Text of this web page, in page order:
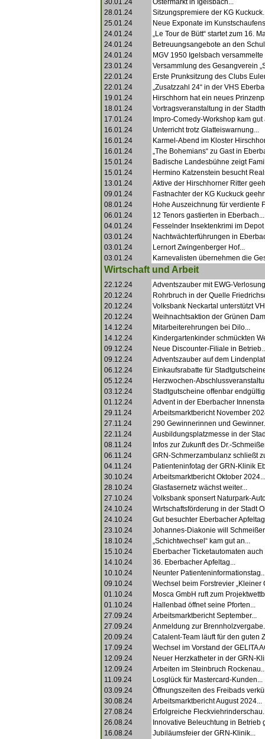
30.01.24
Ostermarkt in Igelsbach...
28.01.24
Sitzungspremiere der KG
25.01.24
Neue Exponate im
24.01.24
„Le Tour de Bütt“ startet zum 16.
24.01.24
Betreuungsangebote an den
24.01.24
MGV 1950 Igelsbach versammelte
23.01.24
Versammlung des Gesangverein
22.01.24
Erste Prunksitzung des Clubs
22.01.24
„Zusatzzahl 24“ in der VHS
19.01.24
Hirschhorn hat ein neues
18.01.24
Vortragsveranstaltung in der
17.01.24
Impro-Comedy-Workshop kam gut
16.01.24
Unterricht trotz Glatteiswarnung...
16.01.24
Karmel-Abend im Kloster
16.01.24
„The Bohemians“ zu Gast in
15.01.24
Badische Landesbühne zeigt
15.01.24
Hermino Katzenstein besucht
13.01.24
Aktive der Hirschhorner Ritter
09.01.24
Fastnachter der KG Kuckuck
08.01.24
Hohe Auszeichnung für verdiente
06.01.24
12 Tenors gastierten in Eberbach...
04.01.24
Fesselnder Insektenkrimi im Depot
03.01.24
Nachtwächterführungen in
03.01.24
Lernort Zwingenberger Hof...
03.01.24
Karnevalisten übernehmen die
Wirtschaft und Arbeit
22.12.24
Adventszauber mit EWG-
20.12.24
Rohrbruch in der Quelle
20.12.24
Volksbank Neckartal unterstützt
20.12.24
Weihnachtsaktion der Grünen
14.12.24
Mitarbeiterehrungen bei Dilo...
14.12.24
Kindergartenkinder schmückten
09.12.24
Neue Discounter-Filiale in
09.12.24
Adventszauber auf dem
06.12.24
Einkaufsrabatte für
05.12.24
Herzwochen-
03.12.24
Stadtgutscheine offenbar
01.12.24
Advent in der Eberbacher
29.11.24
Arbeitsmarktbericht November
27.11.24
290 Gewinnerinnen und
22.11.24
Ausbildungsplatzmesse in der
08.11.24
Infos zur Zukunft des Dr.-
06.11.24
GRN-Schmerzambulanz schließt
04.11.24
Patienteninfotag der GRN-Klinik
30.10.24
Arbeitsmarktbericht Oktober 2024...
28.10.24
Glasfasernetz wächst weiter...
27.10.24
Volksbank sponsert Naturpark-
24.10.24
Wirtschaftsförderung in der Stadt
24.10.24
Gut besuchter Eberbacher
23.10.24
Johannes-Diakonie will
18.10.24
„Schichtwechsel“ kam gut an...
15.10.24
Eberbacher Ticketautomaten
14.10.24
36. Eberbacher Apfeltag...
10.10.24
Neunter
09.10.24
Wechsel beim Forstrevier „Kleiner
01.10.24
Mosca GmbH ruft zum
01.10.24
Hallenbad öffnet seine Pforten...
27.09.24
Arbeitsmarktbericht September...
27.09.24
Anmeldung zur
20.09.24
Catalent-Team läuft für den guten
17.09.24
Wechsel im Vorstand der GELITA
12.09.24
Neuer Herzkatheter in der GRN-
12.09.24
Arbeiten im Steinbruch
11.09.24
Losglück für Mastercard-Kunden...
03.09.24
Öffnungszeiten des Freibads
30.08.24
Arbeitsmarktbericht August 2024...
27.08.24
Erfolgreiche
26.08.24
Innovative Beleuchtung in Betrieb
16.08.24
Jubiläumsfeier der GRN-Klinik...